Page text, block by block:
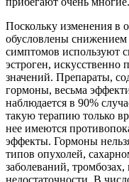
Поскольку изменения в
обусловлены снижением
симптомов используют
эстроген,
значений. Препараты,
гормоны, весьма
наблюдается в 90%
такую терапию только
нее имеются
эффекты. Гормоны
типов опухолей,
заболеваний,
недостаточности. В